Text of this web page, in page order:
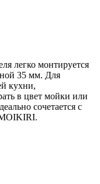
легко монтируется
35 мм. Для
кухни,
в цвет мойки или
сочетается с